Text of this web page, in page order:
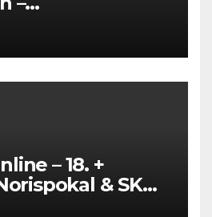
–
– 18. +
& SK